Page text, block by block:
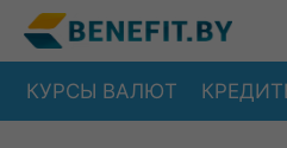
КУРСЫ ВАЛЮТ